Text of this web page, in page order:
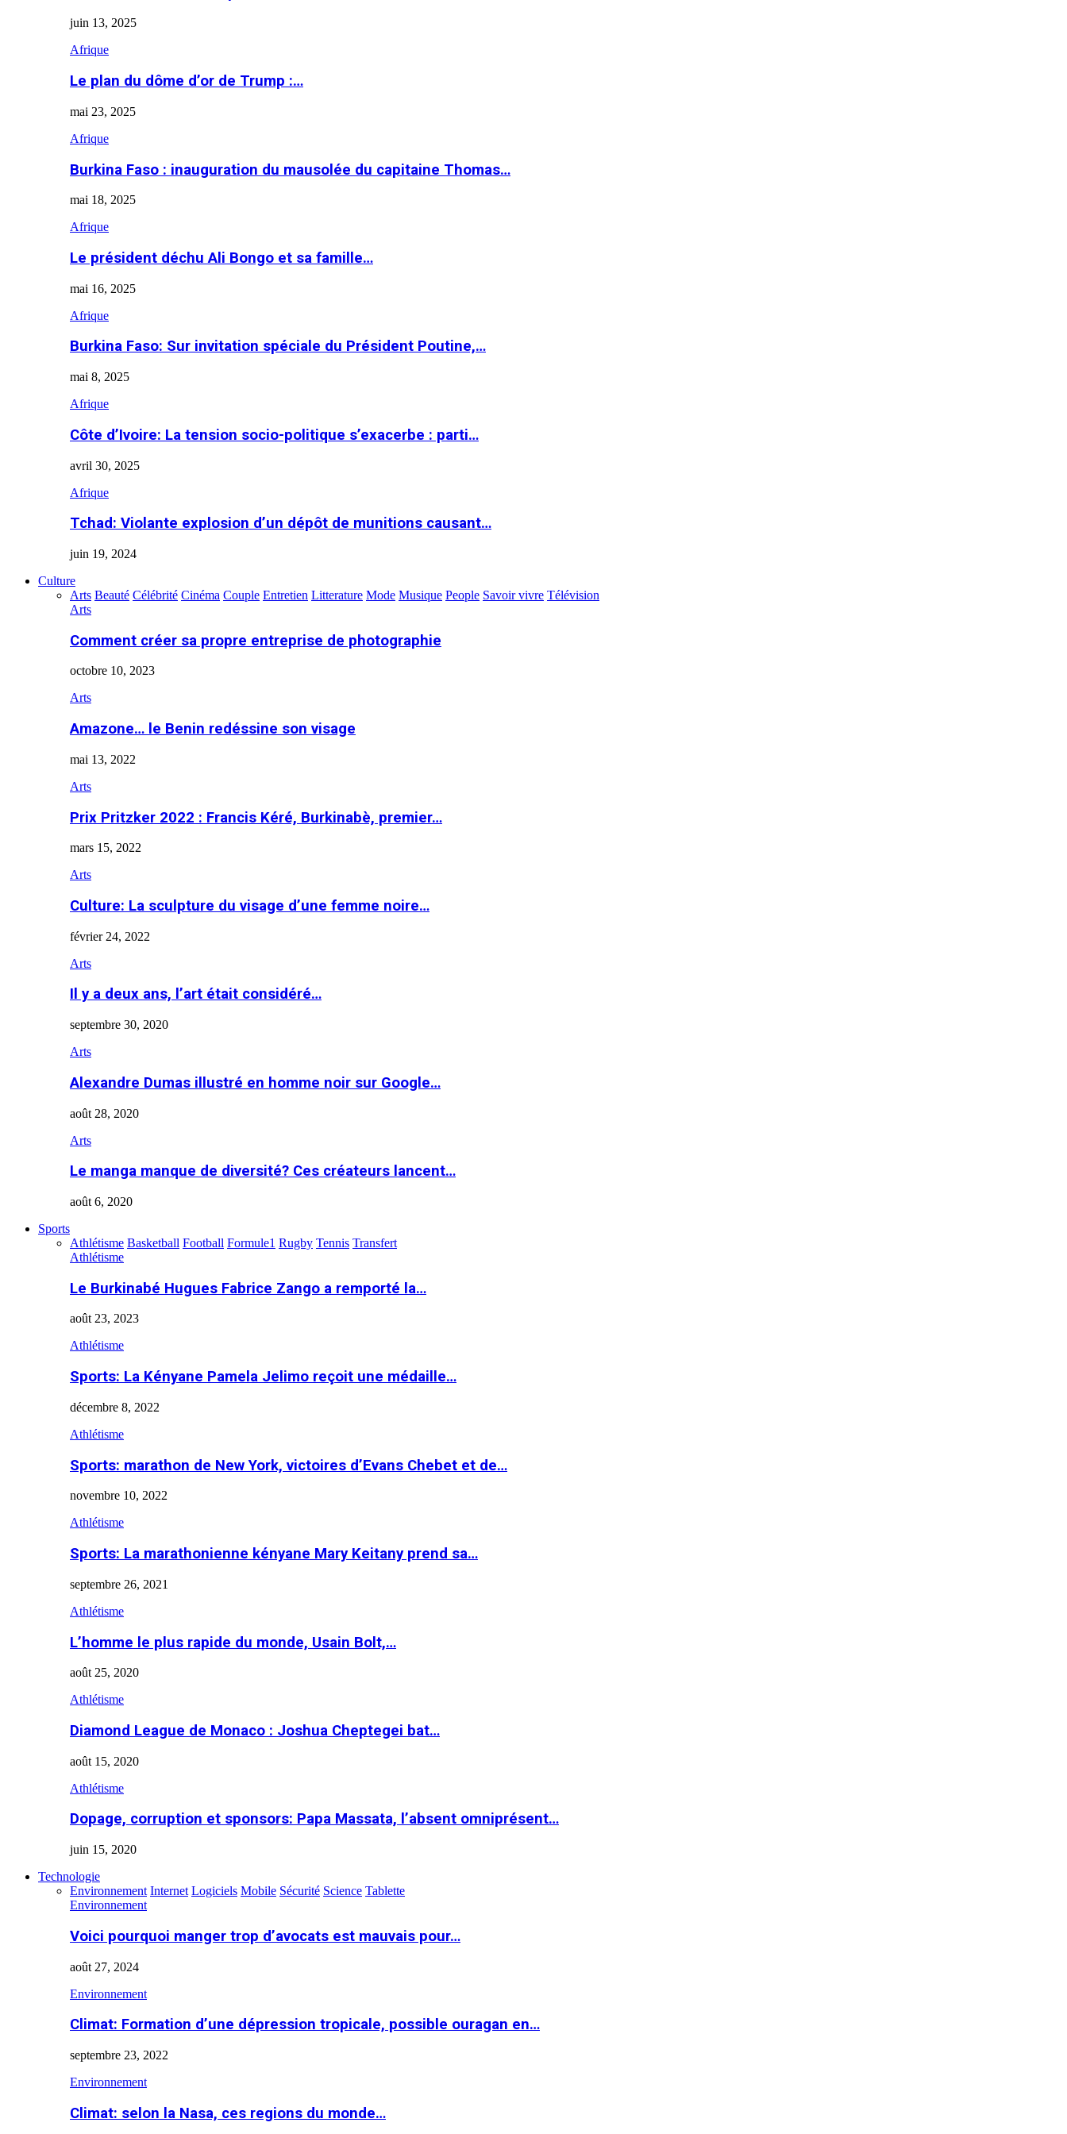
juin 13, 2025
Afrique
Le plan du dôme d’or de Trump :…
mai 23, 2025
Afrique
Burkina Faso : inauguration du mausolée du capitaine Thomas…
mai 18, 2025
Afrique
Le président déchu Ali Bongo et sa famille…
mai 16, 2025
Afrique
Burkina Faso: Sur invitation spéciale du Président Poutine,…
mai 8, 2025
Afrique
Côte d’Ivoire: La tension socio-politique s’exacerbe : parti…
avril 30, 2025
Afrique
Tchad: Violante explosion d’un dépôt de munitions causant…
juin 19, 2024
Culture
Arts Beauté Célébrité Cinéma Couple Entretien Litterature Mode Musique People Savoir vivre Télévision
Arts
Comment créer sa propre entreprise de photographie
octobre 10, 2023
Arts
Amazone… le Benin redéssine son visage
mai 13, 2022
Arts
Prix Pritzker 2022 : Francis Kéré, Burkinabè, premier…
mars 15, 2022
Arts
Culture: La sculpture du visage d’une femme noire…
février 24, 2022
Arts
Il y a deux ans, l’art était considéré…
septembre 30, 2020
Arts
Alexandre Dumas illustré en homme noir sur Google…
août 28, 2020
Arts
Le manga manque de diversité? Ces créateurs lancent…
août 6, 2020
Sports
Athlétisme Basketball Football Formule1 Rugby Tennis Transfert
Athlétisme
Le Burkinabé Hugues Fabrice Zango a remporté la…
août 23, 2023
Athlétisme
Sports: La Kényane Pamela Jelimo reçoit une médaille…
décembre 8, 2022
Athlétisme
Sports: marathon de New York, victoires d’Evans Chebet et de…
novembre 10, 2022
Athlétisme
Sports: La marathonienne kényane Mary Keitany prend sa…
septembre 26, 2021
Athlétisme
L’homme le plus rapide du monde, Usain Bolt,…
août 25, 2020
Athlétisme
Diamond League de Monaco : Joshua Cheptegei bat…
août 15, 2020
Athlétisme
Dopage, corruption et sponsors: Papa Massata, l’absent omniprésent…
juin 15, 2020
Technologie
Environnement Internet Logiciels Mobile Sécurité Science Tablette
Environnement
Voici pourquoi manger trop d’avocats est mauvais pour…
août 27, 2024
Environnement
Climat: Formation d’une dépression tropicale, possible ouragan en…
septembre 23, 2022
Environnement
Climat: selon la Nasa, ces regions du monde…